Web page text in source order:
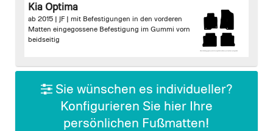
beginning
gallery
Kia Optima
ab 2015 | JF | mit Befestigungen in den vorderen
Matten eingegossene Befestigung im Gummi vorn
beidseitig
Sie wünschen es individueller?
Konfigurieren Sie hier Ihre
persönlichen Fußmatten!